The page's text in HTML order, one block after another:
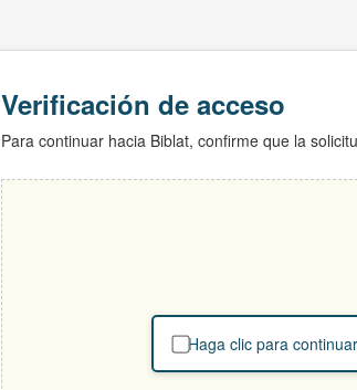
Verificación de acceso
Para continuar hacia Biblat, confirme que la
Haga clic para continuar